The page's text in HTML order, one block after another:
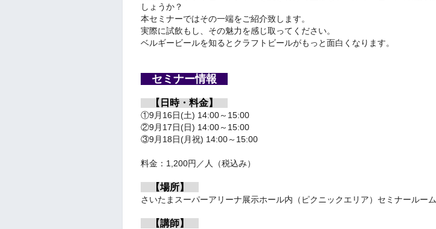
しょうか？
本セミナーではその一端をご紹介致します。
実際に試飲もし、その魅力を感じ取ってください。
ベルギービールを知るとクラフトビールがもっと面白くなります。
セミナー情報
【日時・料金】
①9月16日(土) 14:00～15:00
②9月17日(日) 14:00～15:00
③9月18日(月祝) 14:00～15:00
料金：1,200円／人（税込み）
【場所】
さいたまスーパーアリーナ展示ホール内（ピクニックエリア）セミナールーム
【講師】